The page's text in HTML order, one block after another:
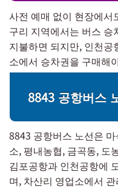
사전 예매 없이 현장에서
구리 지역에서는 버스
지불하면 되지만, 인천
소에서 승차권을 구매해
8843 공항버스
8843 공항버스 노선은
소, 평내농협, 금곡동, 도
김포공항과 인천공항에
며, 차산리 영업소에서